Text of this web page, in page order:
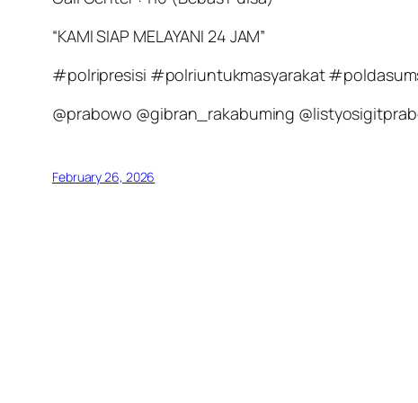
“KAMI SIAP MELAYANI 24 JAM”
#polripresisi #polriuntukmasyarakat
@prabowo @gibran_rakabuming
February 26, 2026